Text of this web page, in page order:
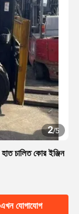
2/5
চালিত কোর ইঞ্জিন
এখন যোগাযোগ